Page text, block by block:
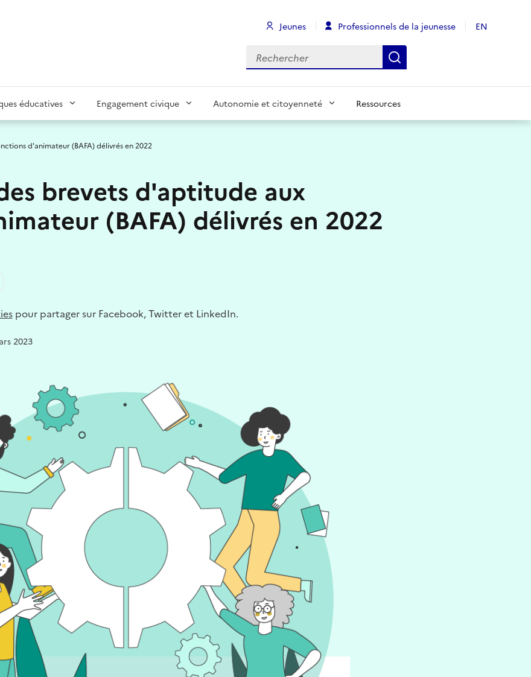
Jeunes Professionnels de la jeunesse EN
Rechercher
éducatives Engagement civique Autonomie et citoyenneté Ressources
d'animateur (BAFA) délivrés en 2022
brevets d'aptitude aux
(BAFA) délivrés en 2022
par email
pour partager sur Facebook, Twitter et LinkedIn.
2023